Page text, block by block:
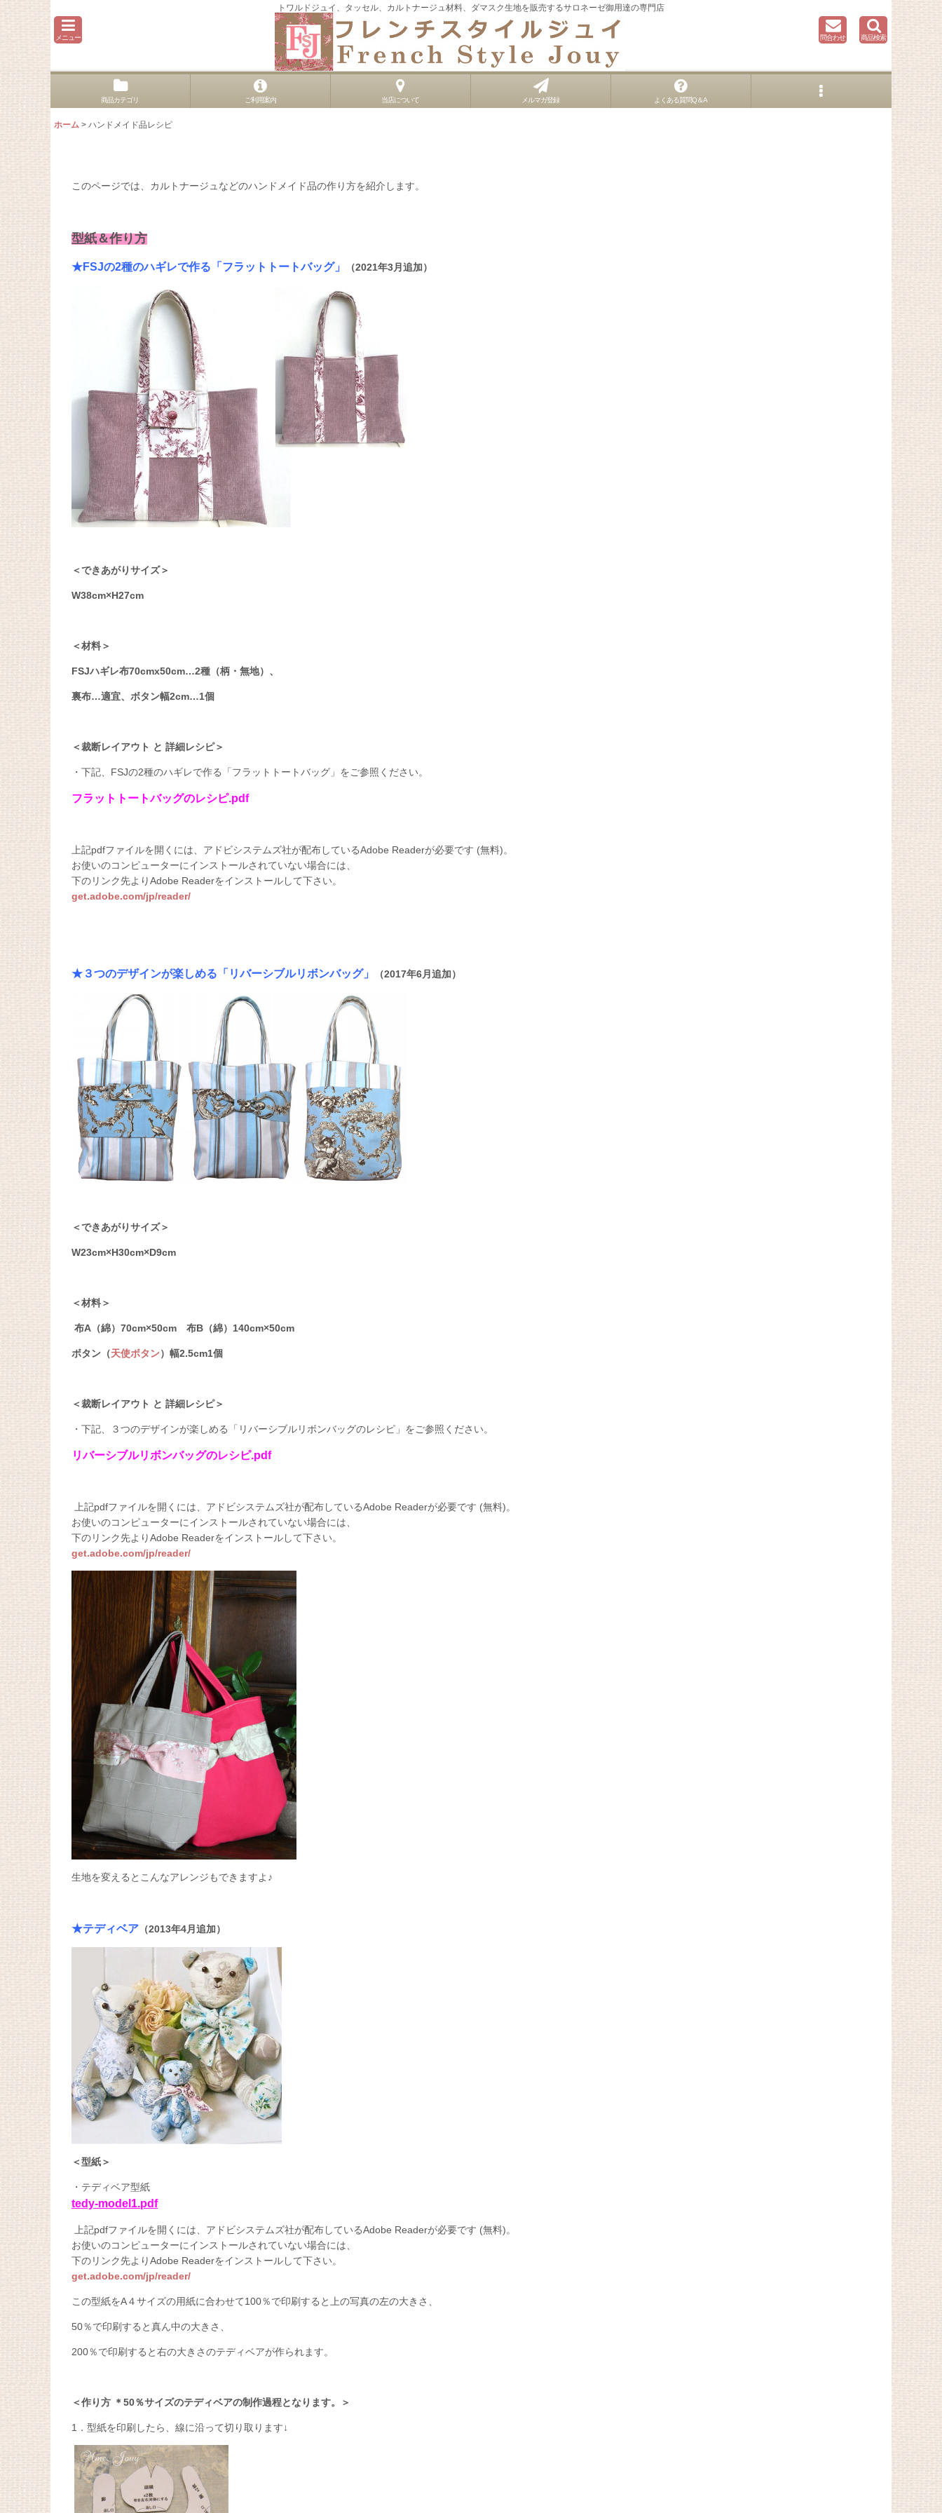
トワルドジュイ、タッセル、カルトナージュ材料、ダマスク生地を販売するサロネーゼ御用達の専門店
メニュー 問合わせ 商品検索
商品カテゴリ ご利用案内 当店について メルマガ登録 よくある質問Q＆A
ホーム > ハンドメイド品レシピ
このページでは、カルトナージュなどのハンドメイド品の作り方を紹介します。
型紙＆作り方
★FSJの2種のハギレで作る「フラットトートバッグ」 （2021年3月追加）
＜できあがりサイズ＞
W38cm×H27cm
＜材料＞
FSJハギレ布70cmx50cm…2種（柄・無地）、
裏布…適宜、ボタン幅2cm…1個
＜裁断レイアウト と 詳細レシピ＞
・下記、FSJの2種のハギレで作る「フラットトートバッグ」をご参照ください。
フラットトートバッグのレシピ.pdf
上記pdfファイルを開くには、アドビシステムズ社が配布しているAdobe Readerが必要です (無料)。
お使いのコンピューターにインストールされていない場合には、
下のリンク先よりAdobe Readerをインストールして下さい。
get.adobe.com/jp/reader/
★３つのデザインが楽しめる「リバーシブルリボンバッグ」 （2017年6月追加）
＜できあがりサイズ＞
W23cm×H30cm×D9cm
＜材料＞
布A（綿）70cm×50cm 布B（綿）140cm×50cm
ボタン（天使ボタン）幅2.5cm1個
＜裁断レイアウト と 詳細レシピ＞
・下記、３つのデザインが楽しめる「リバーシブルリボンバッグのレシピ」をご参照ください。
リバーシブルリボンバッグのレシピ.pdf
上記pdfファイルを開くには、アドビシステムズ社が配布しているAdobe Readerが必要です (無料)。
お使いのコンピューターにインストールされていない場合には、
下のリンク先よりAdobe Readerをインストールして下さい。
get.adobe.com/jp/reader/
生地を変えるとこんなアレンジもできますよ♪
★テディベア （2013年4月追加）
＜型紙＞
・テディベア型紙
tedy-model1.pdf
上記pdfファイルを開くには、アドビシステムズ社が配布しているAdobe Readerが必要です (無料)。
お使いのコンピューターにインストールされていない場合には、
下のリンク先よりAdobe Readerをインストールして下さい。
get.adobe.com/jp/reader/
この型紙をA４サイズの用紙に合わせて100％で印刷すると上の写真の左の大きさ、
50％で印刷すると真ん中の大きさ、
200％で印刷すると右の大きさのテディベアが作られます。
＜作り方 ＊50％サイズのテディベアの制作過程となります。＞
1．型紙を印刷したら、線に沿って切り取ります↓